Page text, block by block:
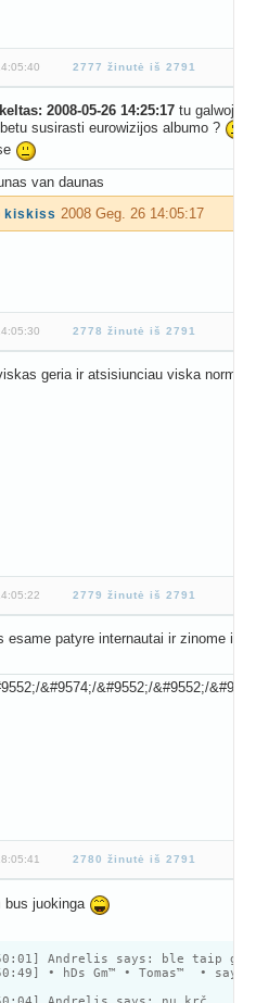
2777 žinutė iš 2791
2008-05-26 14:25:17 tu galwoji
susirasti eurowizijos albumo ?
van daunas
kiskiss 2008 Geg. 26 14:05:17
2778 žinutė iš 2791
geria ir atsisiunciau viska
2779 žinutė iš 2791
esame patyre internautai ir zinome is
&#9574;/&#9552;/&#9552;/
2780 žinutė iš 2791
bus juokinga
Andrelis says: ble taip
• hDs Gm™ • Tomas™ •